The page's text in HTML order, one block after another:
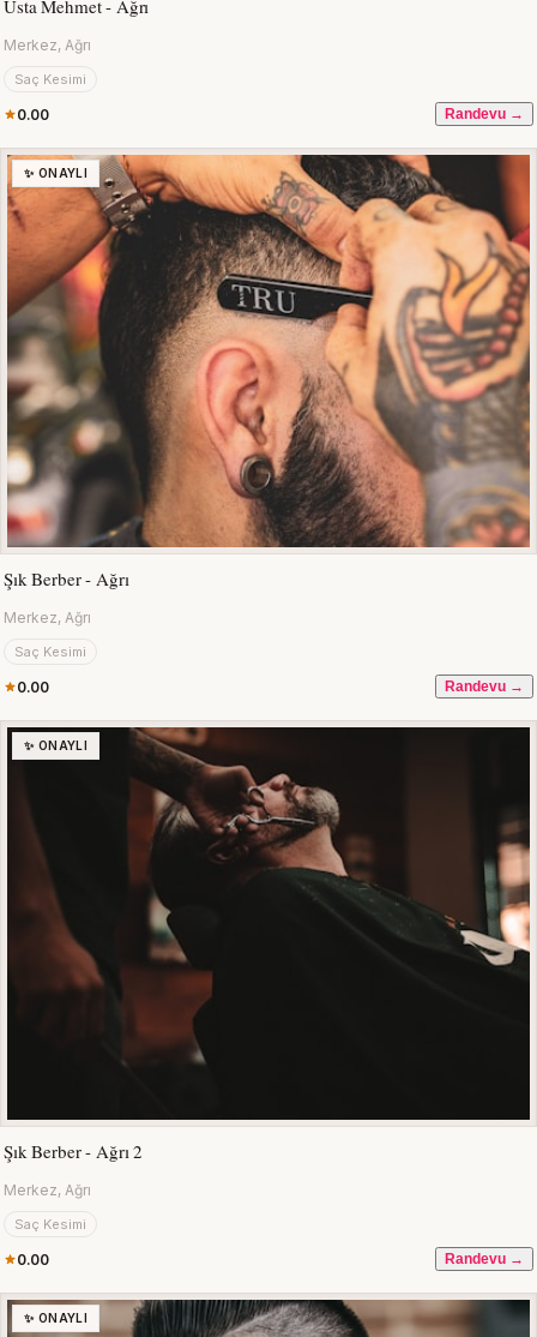
Usta Mehmet - Ağrı
Merkez, Ağrı
Saç Kesimi
0.00 Randevu →
✨ ONAYLI
Şık Berber - Ağrı
Merkez, Ağrı
Saç Kesimi
0.00 Randevu →
✨ ONAYLI
Şık Berber - Ağrı 2
Merkez, Ağrı
Saç Kesimi
0.00 Randevu →
✨ ONAYLI